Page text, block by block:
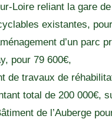
Loire reliant la gare
existantes,
d’un parc
pour 79 600€,
de travaux de
total de 200 000€,
de l’Auberge